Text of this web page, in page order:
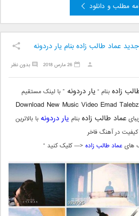
مطلب و دانلود
عماد طالب زاده بنام یار دردونه
بدون نظر 26 مارس 2018
زادهبنام “یار دردونه” با لینک مستقیم
Download New Music Video Emad
عماد طالب زادهبنام یار دردونهبا بالاترین
کیفیت در آهنگ فاخر
هایعماد طالب زاده <— کلیک کنید “